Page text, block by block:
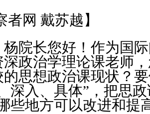
者网 戴苏越】
杨院长您好！作为国
政治学理论课老师
的思想政治课现状？
深入、具体”，把思
些地方可以改进和提